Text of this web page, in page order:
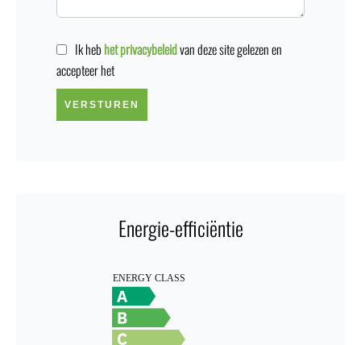
Ik heb het privacybeleidvan deze site gelezen en
accepteer het
VERSTUREN
Energie-efficiëntie